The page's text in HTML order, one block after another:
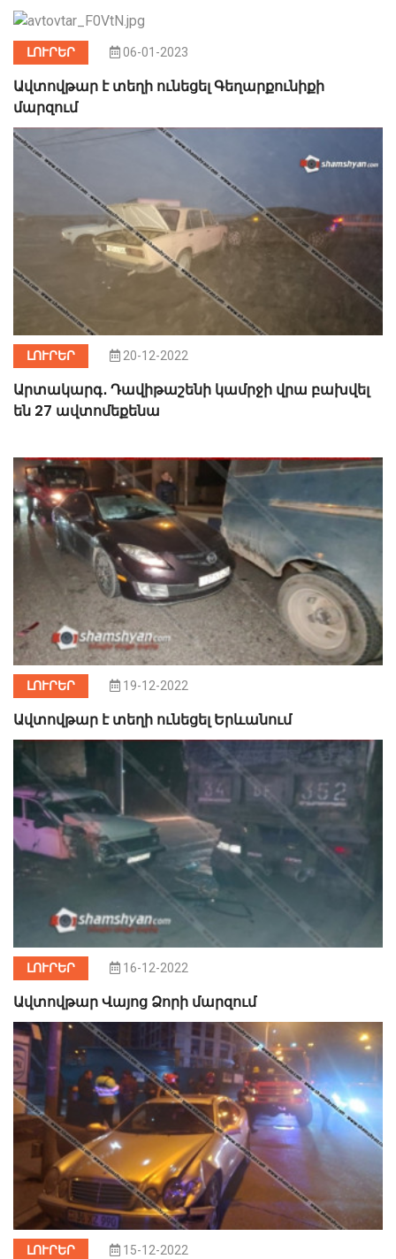
ԼՈՒՐԵՐ 06-01-2023
Ավտովթար է տեղի ունեցել Գեղարքունիքի
մարզում
ԼՈՒՐԵՐ 20-12-2022
Արտակարգ․ Դավիթաշենի կամրջի վրա բախվել
են 27 ավտոմեքենա
ԼՈՒՐԵՐ 19-12-2022
Ավտովթար է տեղի ունեցել Երևանում
ԼՈՒՐԵՐ 16-12-2022
Ավտովթար Վայոց Ձորի մարզում
ԼՈՒՐԵՐ 15-12-2022